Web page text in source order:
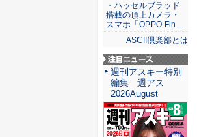
・ハッセルブラッド
搭載の頂上カメラ・
スマホ「OPPO Fin…
ASCII倶楽部とは
注目ニュース
週刊アスキー特別
編集 週アス
2026August